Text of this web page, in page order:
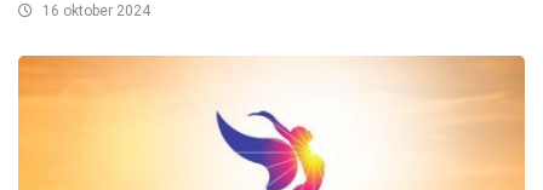
16 oktober 2024